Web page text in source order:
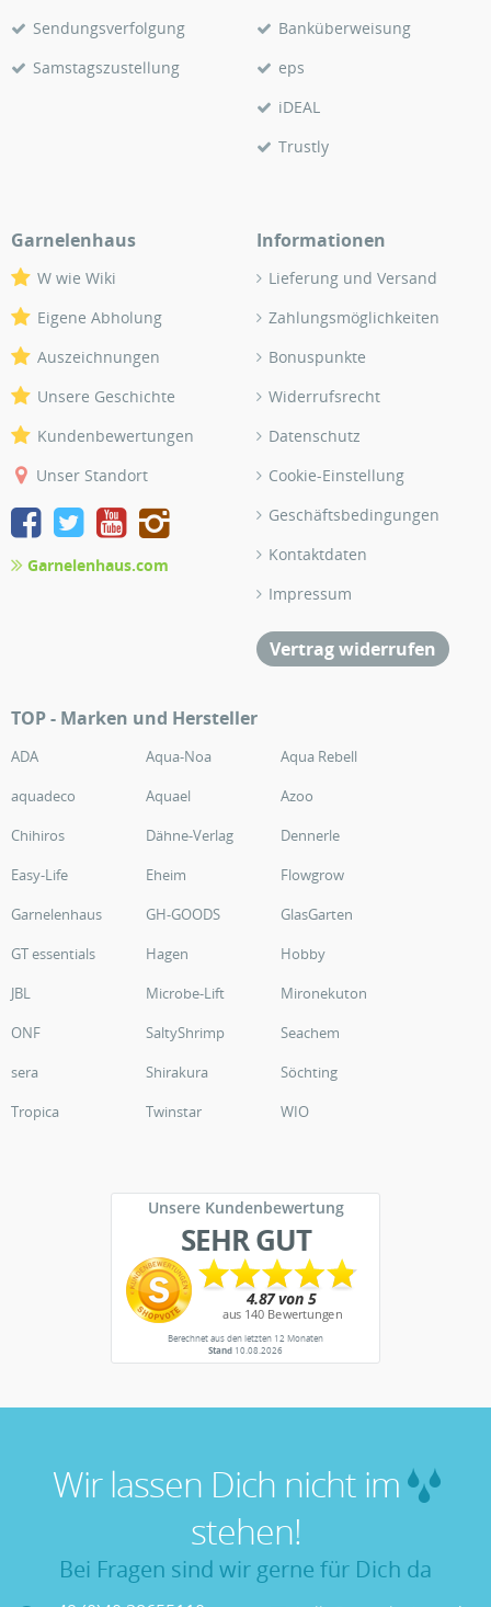
Sendungsverfolgung
Samstagszustellung
Banküberweisung
eps
iDEAL
Trustly
Garnelenhaus
W wie Wiki
Eigene Abholung
Auszeichnungen
Unsere Geschichte
Kundenbewertungen
Unser Standort
Garnelenhaus.com
Informationen
Lieferung und Versand
Zahlungsmöglichkeiten
Bonuspunkte
Widerrufsrecht
Datenschutz
Cookie-Einstellung
Geschäftsbedingungen
Kontaktdaten
Impressum
Vertrag widerrufen
TOP - Marken und Hersteller
ADA Aqua-Noa
Aqua Rebell
aquadeco
Aquael
Azoo
Chihiros
Dähne-Verlag
Dennerle
Easy-Life
Eheim
Flowgrow
Garnelenhaus
GH-GOODS
GlasGarten
GT essentials
Hagen
Hobby
JBL
Microbe-Lift
Mironekuton
ONF
SaltyShrimp
Seachem
sera
Shirakura
Söchting
Tropica
Twinstar WIO
Unsere Kundenbewertung
SEHR GUT
Berechnet aus den letzten 12 Monaten
Stand 10.08.2026
Wir lassen Dich nicht im
stehen!
Bei Fragen sind wir gerne für Dich da